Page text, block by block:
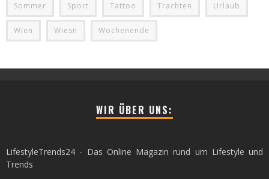
Sommer Sport Tattoo Trachten Urlaub
Wien Wiesn Wochenende
WIR ÜBER UNS:
LifestyleTrends24 - Das Online Magazin rund um Lifestyle und
Trends